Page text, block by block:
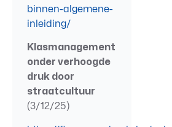
binnen-algemene-
inleiding/
Klasmanagement
onder verhoogde
druk door
straatcultuur
(3/12/25)